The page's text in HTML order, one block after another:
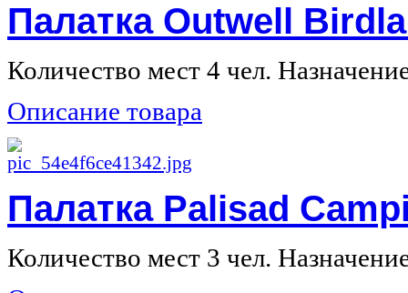
Палатка Outwell
Количество мест 4 чел.
Описание товара
Палатка Palisad
Количество мест 3 чел.